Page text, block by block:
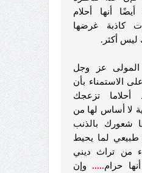
أنها أحلام
كاذبة غرضها
ليس أكثر.
المولى عز وجل
الاستمناء بأن
أحلاما تزعجك
لا أساس لها من
شعورك بالذنب
طبيعي لما يحيط
من تراث ديني
حرام.....وإن